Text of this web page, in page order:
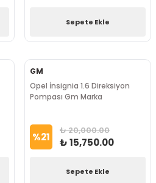
Sepete Ekle
GM
Opel İnsignia 1.6 Direksiyon
Pompası Gm Marka
%21 ₺ 20,000.00
₺ 15,750.00
Sepete Ekle